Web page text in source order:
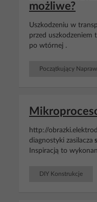
możliwe?
Uszkodzeniu w
przed uszkodzeniem
po wtórnej .
Początkujący
http://
diagnostyki zasilacza
Inspiracją to
DIY Konstrukcje